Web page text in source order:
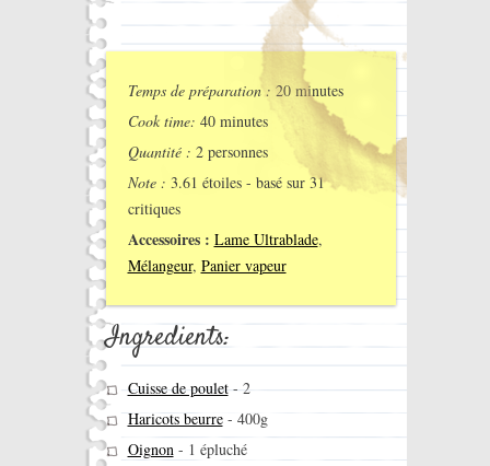
Temps de préparation : 20 minutes
Cook time: 40 minutes
Quantité : 2 personnes
Note : 3.61 étoiles - basé sur 31
critiques
Accessoires : Lame Ultrablade,
Mélangeur, Panier vapeur
Ingredients:
Cuisse de poulet-2
Haricots beurre- 400g
Oignon- 1 épluché